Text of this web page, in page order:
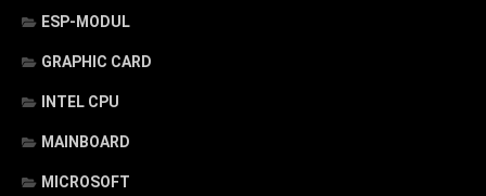
ESP-MODUL
GRAPHIC CARD
INTEL CPU
MAINBOARD
MICROSOFT